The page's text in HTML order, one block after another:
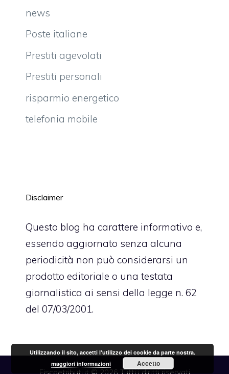
news
Poste italiane
Prestiti agevolati
Prestiti personali
risparmio energetico
telefonia mobile
Disclaimer
Questo blog ha carattere informativo e,
essendo aggiornato senza alcuna
periodicità non può considerarsi un
prodotto editoriale o una testata
giornalistica ai sensi della legge n. 62
del 07/03/2001.
Utilizzando il sito, accetti l'utilizzo dei cookie da parte nostra.
maggiori informazioni
Accetto